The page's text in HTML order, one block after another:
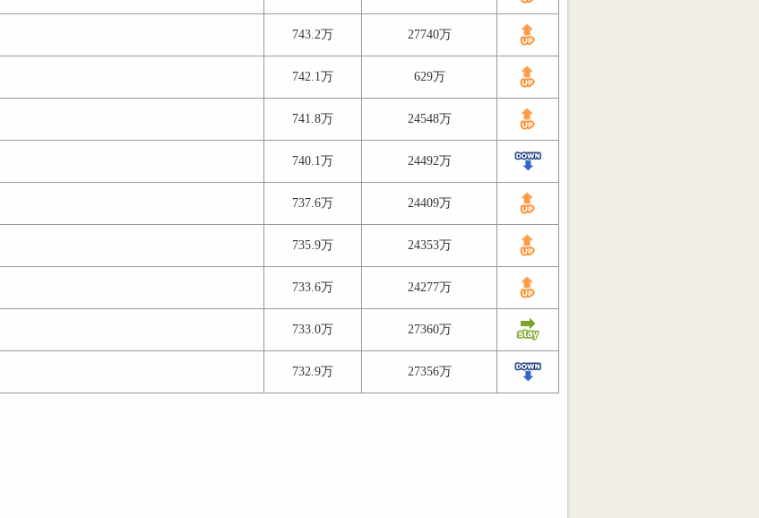
743.2万 27740万
742.1万 629万
741.8万 24548万
740.1万 24492万
737.6万 24409万
735.9万 24353万
733.6万 24277万
733.0万 27360万
732.9万 27356万